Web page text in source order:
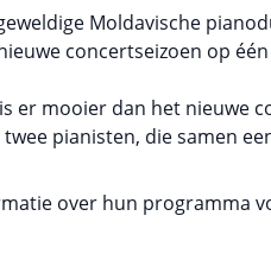
Moldavische
concertseizoen op
er mooier dan het nieuwe
twee pianisten, die samen
over hun programma